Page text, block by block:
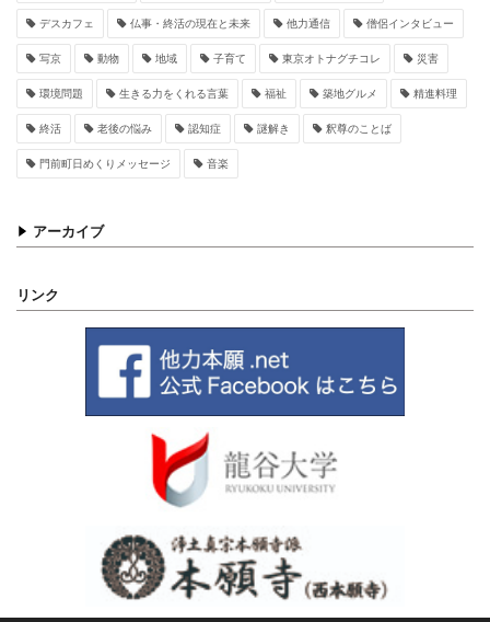
デスカフェ 仏事・終活の現在と未来 他力通信 僧侶インタビュー
写京 動物 地域 子育て 東京オトナグチコレ 災害
環境問題 生きる力をくれる言葉 福祉 築地グルメ 精進料理
終活 老後の悩み 認知症 謎解き 釈尊のことば
門前町日めくりメッセージ 音楽
アーカイブ
リンク